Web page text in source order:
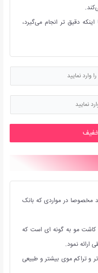
دقیق تر انجام می‌گیرد،
در مواردی که بانک
مو به گونه ای است که
نمود.
و تراکم موی بیشتر و طبیعی